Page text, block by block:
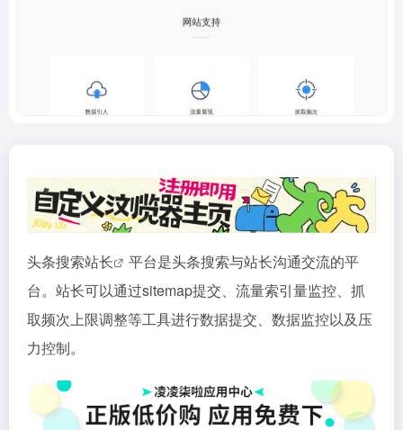
头条搜索站长
平台是头条搜索与站长沟通交流的平
台。站长可以通过sitemap提交、流量索引量监控、抓
取频次上限调整等工具进行数据提交、数据监控以及压
力控制。